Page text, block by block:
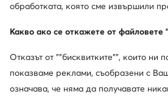
Guess
122,99€
обработката, която сме извършили
Какво ако се откажете от файловете
Отказът от ""бисквитките"", които ни
показваме реклами, съобразени с
означава, че няма да получавате